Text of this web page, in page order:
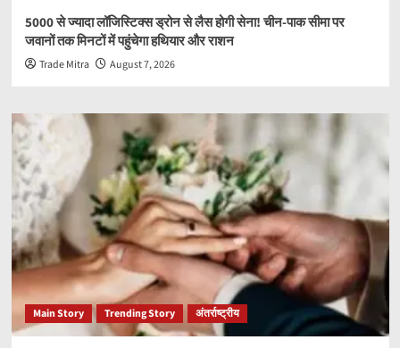
5000 से ज्यादा लॉजिस्टिक्स ड्रोन से लैस होगी सेना! चीन-पाक सीमा पर
जवानों तक मिनटों में पहुंचेगा हथियार और राशन
Trade Mitra August 7, 2026
Main Story Trending Story अंतर्राष्ट्रीय